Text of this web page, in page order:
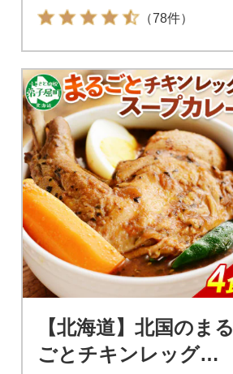
（78件）
【北海道】北国のまる
ごとチキンレッグス